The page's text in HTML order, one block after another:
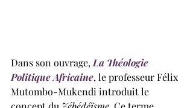
Dans son ouvrage, La Théologie
Politique Africaine, le professeur Félix
Mutombo-Mukendi introduit le